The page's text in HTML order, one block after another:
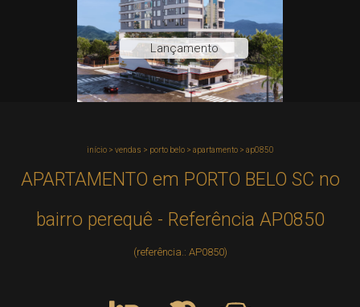
Lançamento
início> vendas > porto belo> apartamento> ap0850
APARTAMENTO em PORTO BELO SC no
bairro perequê - Referência AP0850
(referência.: AP0850)